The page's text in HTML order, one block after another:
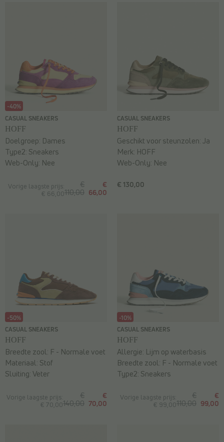
-40%
CASUAL SNEAKERS
HOFF
Vorige laagste prijs:
€ 66,00
€
110,00
€
66,00
Doelgroep: Dames
Type2: Sneakers
Web-Only: Nee
CASUAL SNEAKERS
HOFF
€ 130,00
Geschikt voor steunzolen:Ja
Merk: HOFF
Web-Only: Nee
-50%
CASUAL SNEAKERS
HOFF
Vorige laagste prijs:
€ 70,00
€
140,00
€
70,00
Breedte zool: F - Normale voet
Materiaal: Stof
Sluiting:Veter
-10%
CASUAL SNEAKERS
HOFF
Vorige laagste prijs:
€ 99,00
€
110,00
€
99,00
Allergie: Lijm op waterbasis
Breedte zool: F - Normale voet
Type2: Sneakers